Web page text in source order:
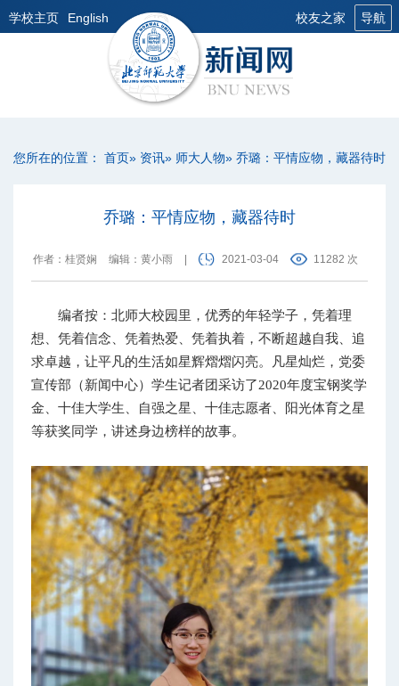
学校主页 English 校友之家 导航
您所在的位置： 首页» 资讯» 师大人物» 乔璐：平情应物，藏器待时
乔璐：平情应物，藏器待时
作者：桂贤娴 编辑：黄小雨 2021-03-04 11282 次
编者按：北师大校园里，优秀的年轻学子，凭着理
想、凭着信念、凭着热爱、凭着执着，不断超越自我、追
求卓越，让平凡的生活如星辉熠熠闪亮。凡星灿烂，党委
宣传部（新闻中心）学生记者团采访了2020年度宝钢奖学
金、十佳大学生、自强之星、十佳志愿者、阳光体育之星
等获奖同学，讲述身边榜样的故事。